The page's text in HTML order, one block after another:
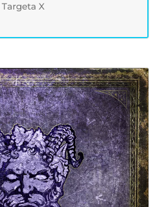
Targeta X